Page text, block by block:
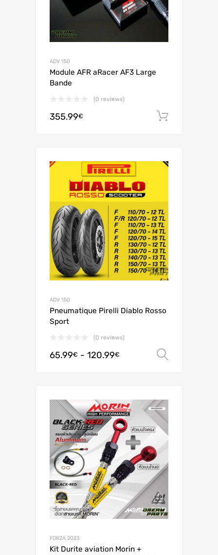
ADV 150
Module AFR aRacer AF3 Large
Bande
(0 reviews)
355.99€
ADV 150
Pneumatique Pirelli Diablo Rosso
Sport
(0 reviews)
65.99€ - 120.99€
FORZA 2023
Kit Durite aviation Morin +